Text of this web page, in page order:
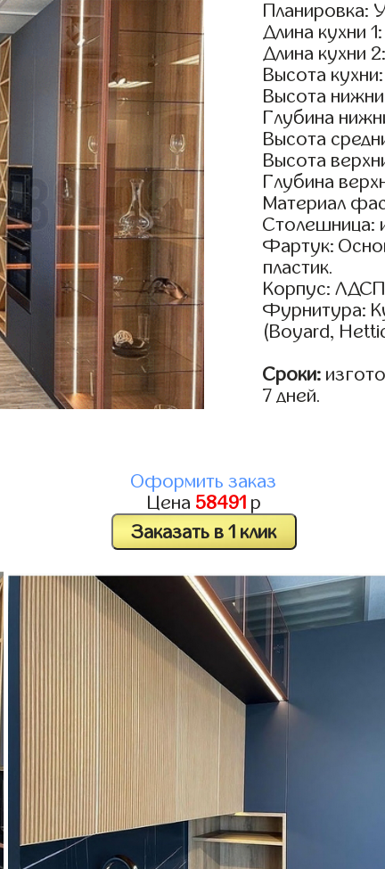
Планировка:
Длина кухни
Длина кухни
Высота
Высота
Глубина
Высота
Высота
Глубина
Материал
Столешница:
Фартук:
пластик.
Корпус:
Фурнитура:
(Boyard,
Сроки:
7 дней.
Оформить заказ
Цена 58491 р
Заказать в 1 клик